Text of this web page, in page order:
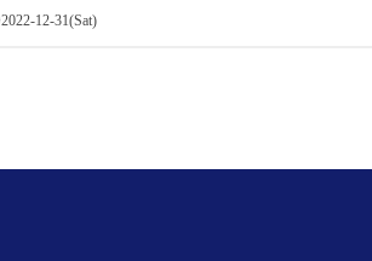
2022-12-31(Sat)